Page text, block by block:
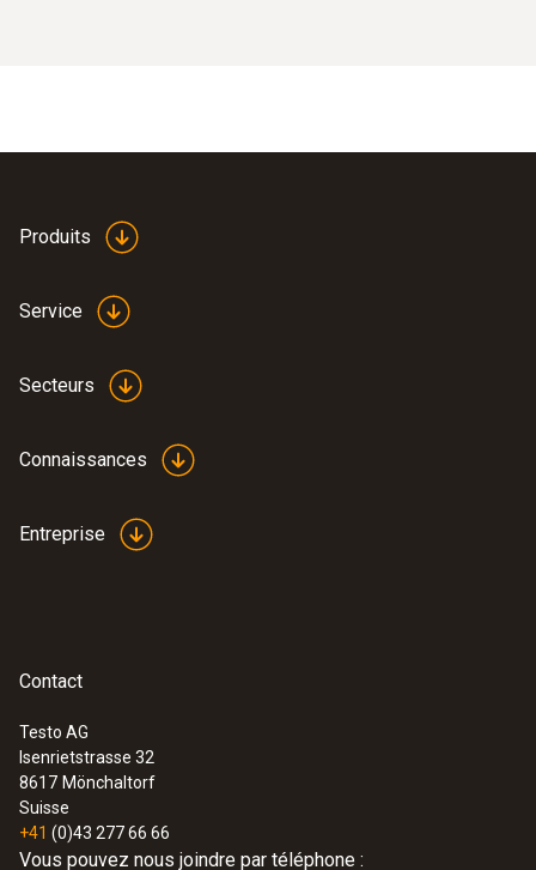
Produits
Service
Secteurs
Connaissances
Entreprise
Contact
Testo AG
Isenrietstrasse 32
8617 Mönchaltorf
Suisse
+41 (0)43 277 66 66
Vous pouvez nous joindre par téléphone :